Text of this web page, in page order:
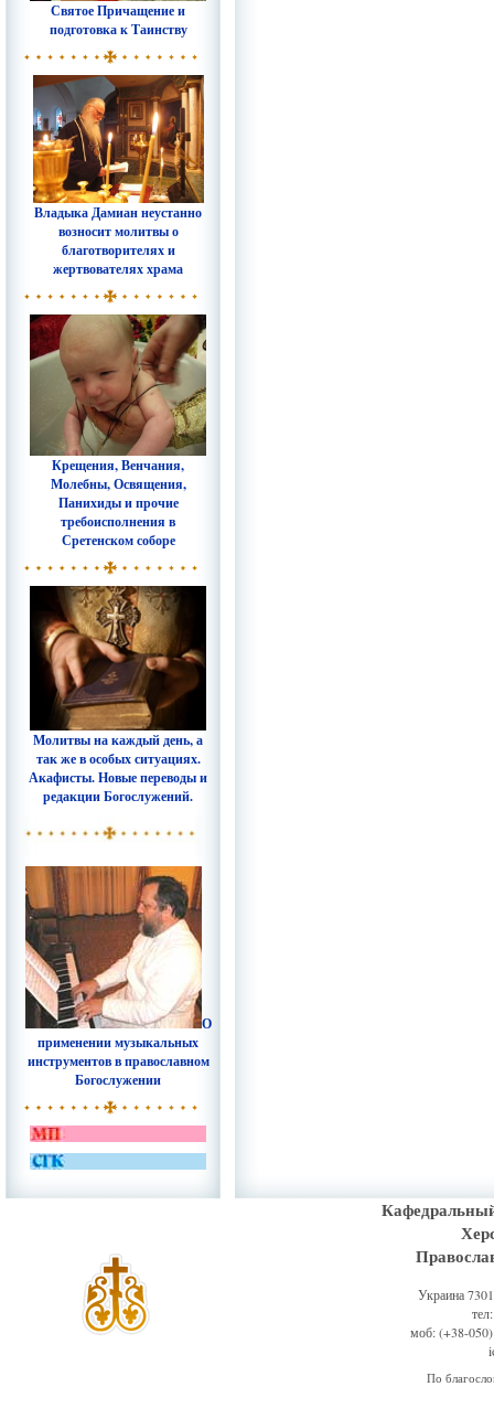
Святое Причащение и
подготовка к Таинству
Владыка Дамиан неустанно
возносит молитвы о
благотворителях и
жертвователях храма
Крещения, Венчания,
Молебны, Освящения,
Панихиды и прочие
требоисполнения в
Сретенском соборе
Молитвы на каждый день, а
так же в особых ситуациях.
Акафисты. Новые переводы и
редакции Богослужений.
О
применении музыкальных
инструментов в православном
Богослужении
Украина
моб: (+38-
По